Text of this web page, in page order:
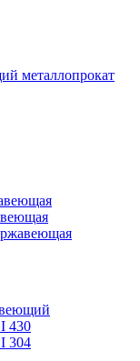
металлопрокат
430
304